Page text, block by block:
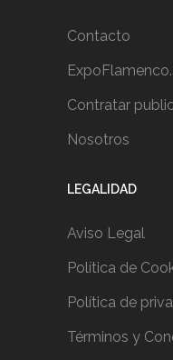
Contacto
Contratar
Nosotros
LEGALIDAD
Aviso Legal
Política de
Política de
Términos y